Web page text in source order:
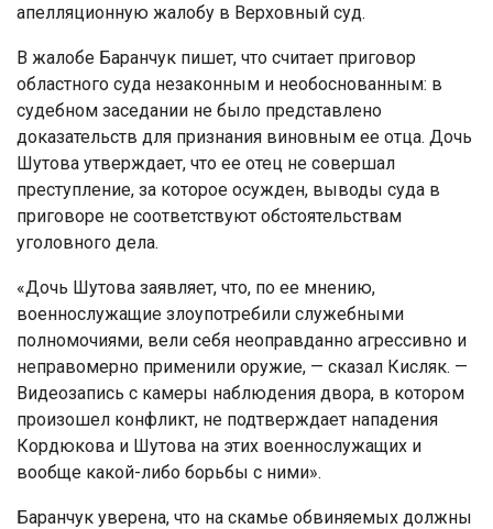
апелляционную жалобу в Верховный суд.
В жалобе Баранчук пишет, что считает приговор
областного суда незаконным и необоснованным: в
судебном заседании не было представлено
доказательств для признания виновным ее отца. Дочь
Шутова утверждает, что ее отец не совершал
преступление, за которое осужден, выводы суда в
приговоре не соответствуют обстоятельствам
уголовного дела.
«Дочь Шутова заявляет, что, по ее мнению,
военнослужащие злоупотребили служебными
полномочиями, вели себя неоправданно агрессивно и
неправомерно применили оружие, — сказал Кисляк. —
Видеозапись с камеры наблюдения двора, в котором
произошел конфликт, не подтверждает нападения
Кордюкова и Шутова на этих военнослужащих и
вообще какой-либо борьбы с ними».
Баранчук уверена, что на скамье обвиняемых должны